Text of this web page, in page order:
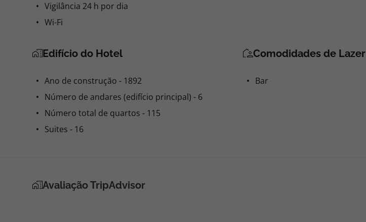
Vigilância 24 h por dia
Wi-Fi
Edifício do Hotel
Ano de construção - 1892
Número de andares (edifício principal) - 6
Número total de quartos - 115
Suites - 16
Comodidades de Lazer
Bar
Avaliação TripAdvisor